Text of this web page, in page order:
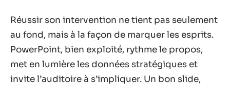
Réussir son intervention ne tient pas seulement
au fond, mais à la façon de marquer les esprits.
PowerPoint, bien exploité, rythme le propos,
met en lumière les données stratégiques et
invite l’auditoire à s’impliquer. Un bon slide,